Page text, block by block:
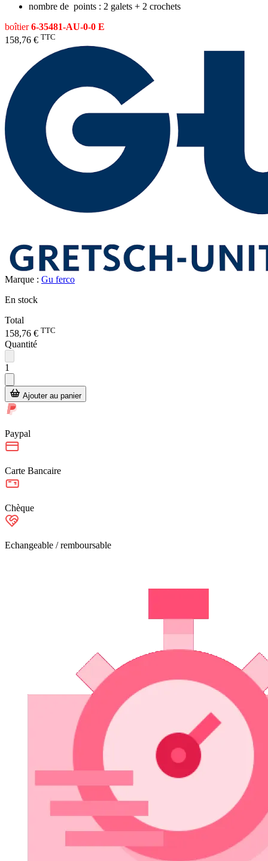
nombre de points : 2 galets + 2 crochets
boîtier6-35481-AU-0-0 E
158,76 € TTC
Marque : Gu ferco
En stock
Total
158,76 € TTC
Quantité
1
Ajouter au panier
Paypal
Carte Bancaire
Chèque
Echangeable / remboursable